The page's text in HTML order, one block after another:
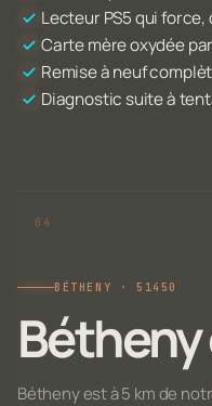
Lecteur PS5 qui
Carte mère oxydée
Remise à neuf
Diagnostic suite à
BÉTHENY · 51450
Bétheny est à 5 km de